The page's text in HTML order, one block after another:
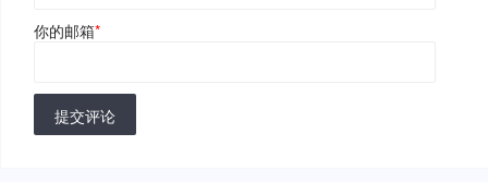
你的邮箱*
提交评论